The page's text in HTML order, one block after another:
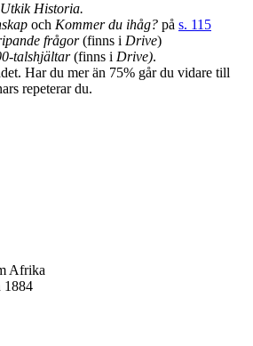
Utkik Historia.
och Kommer du ihåg? på s. 115
frågor(finns i Drive)
talshjältar(finns i Drive).
Har du mer än 75% går du vidare till
repeterar du.
Afrika
1884